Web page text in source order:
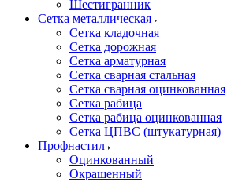
Шестигранник
Сетка металлическая
Сетка кладочная
Сетка дорожная
Сетка арматурная
Сетка сварная стальная
Сетка сварная оцинкованная
Сетка рабица
Сетка рабица оцинкованная
Сетка ЦПВС (штукатурная)
Профнастил
Оцинкованный
Окрашенный